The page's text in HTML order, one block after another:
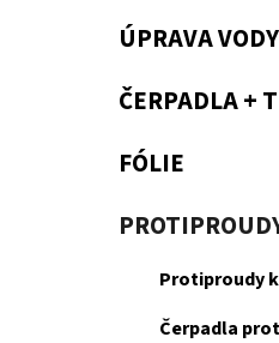
ÚPRAVA VODY
ČERPADLA +
FÓLIE
Protiproudy
Čerpadla